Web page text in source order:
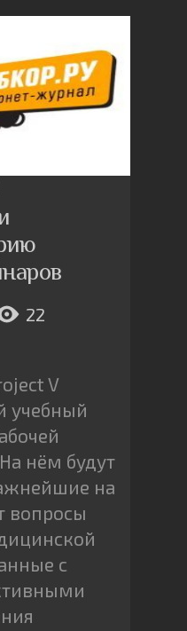
22
V
учебный
нём будут
на
вопросы
с